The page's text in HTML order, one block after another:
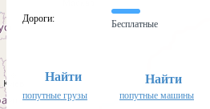
Дороги:
Бесплатные
Найти
попутные грузы
Найти
попутные машины